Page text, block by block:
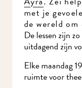
met je
de wereld om
De lessen zijn
uitdagend zijn
Elke maandag
ruimte voor